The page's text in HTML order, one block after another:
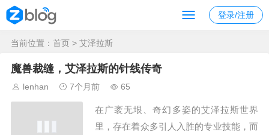
登录/注册
当前位置： 首页 > 艾泽拉斯
魔兽裁缝，艾泽拉斯的针线传奇
lenhan 7个月前 65
在广袤无垠、奇幻多姿的艾泽拉斯世界
里，存在着众多引人入胜的专业技能，而